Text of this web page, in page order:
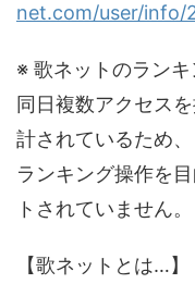
net.com/user/info/
※ 歌ネットのラン
同日複数アクセス
計されているため
ランキング操作を
トされていません。
【歌ネットとは…】